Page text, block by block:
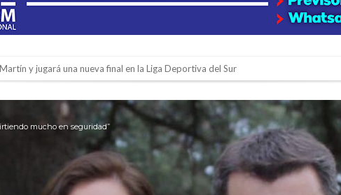
a la ley de tierras
Regional de Básquet 3×3 Inclusivo
la empresa reformula sus anuncios a los trabajadores
empleadas del Juzgado de Faltas por presuntas irregularidades
del techo del galpón del ferrocarril
mucho en seguridad”